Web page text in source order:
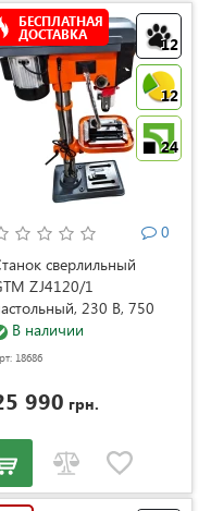
12
12
24
БЕСПЛАТНАЯ
ДОСТАВКА
0
сверлильный
ZJ4120/1
230 В, 750
(ZJ4120/1)
В наличии
18686
990 грн.